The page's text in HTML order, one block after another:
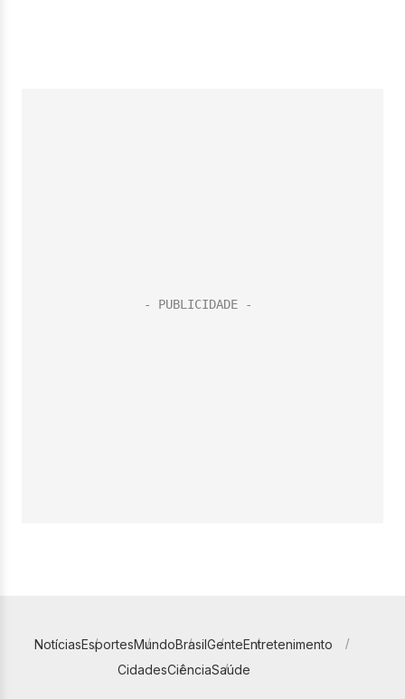
NotíciasEsportesMundoBrasilGenteEntretenimento
CidadesCiênciaSaúde